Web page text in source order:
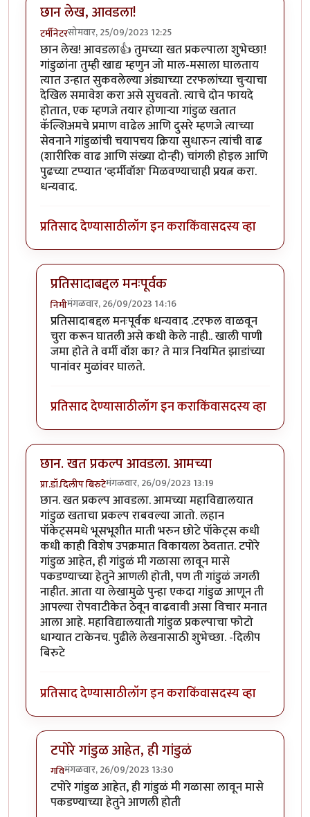
छान लेख, आवडला!
टर्मीनेटरसोमवार, 25/09/2023 12:25
छान लेख! आवडला👍 तुमच्या खत प्रकल्पाला शुभेच्छा!
गांडुळांना तुम्ही खाद्य म्हणुन जो माल-मसाला घालताय
त्यात उन्हात सुकवलेल्या अंड्याच्या टरफलांच्या चुऱ्याचा
देखिल समावेश करा असे सुचवतो. त्याचे दोन फायदे
होतात, एक म्हणजे तयार होणाऱ्या गांडुळ खतात
कॅल्शिअमचे प्रमाण वाढेल आणि दुसरे म्हणजे त्याच्या
सेवनाने गांडुळांची चयापचय क्रिया सुधारुन त्यांची वाढ
(शारीरिक वाढ आणि संख्या दोन्ही) चांगली होइल आणि
पुढच्या टप्प्यात 'व्हर्मीवॉश' मिळवण्याचाही प्रयत्न करा.
धन्यवाद.
प्रतिसाद देण्यासाठीलॉग इन कराकिंवासदस्य व्हा
प्रतिसादाबद्दल मनःपूर्वक
निमीमंगळवार, 26/09/2023 14:16
In reply toछान लेख, आवडला!byटर्मीनेटर
प्रतिसादाबद्दल मनःपूर्वक धन्यवाद .टरफल वाळवून
चुरा करून घातली असे कधी केले नाही.. खाली पाणी
जमा होते ते वर्मी वॉश का? ते मात्र नियमित झाडांच्या
पानांवर मुळांवर घालते.
प्रतिसाद देण्यासाठीलॉग इन कराकिंवासदस्य व्हा
छान. खत प्रकल्प आवडला. आमच्या
प्रा.डॉ.दिलीप बिरुटेमंगळवार, 26/09/2023 13:19
छान. खत प्रकल्प आवडला. आमच्या महाविद्यालयात
गांडुळ खताचा प्रकल्प राबवल्या जातो. लहान
पॉकेट्समधे भूसभूशीत माती भरुन छोटे पॉकेट्स कधी
कधी काही विशेष उपक्रमात विकायला ठेवतात. टपोरे
गांडुळ आहेत, ही गांडुळं मी गळासा लावून मासे
पकडण्याच्या हेतुने आणली होती, पण ती गांडुळं जगली
नाहीत. आता या लेखामुळे पुन्हा एकदा गांडुळ आणून ती
आपल्या रोपवाटीकेत ठेवून वाढवावी असा विचार मनात
आला आहे. महाविद्यालयाती गांडुळ प्रकल्पाचा फोटो
धाग्यात टाकेनच. पुढीले लेखनासाठी शुभेच्छा. -दिलीप
बिरुटे
प्रतिसाद देण्यासाठीलॉग इन कराकिंवासदस्य व्हा
टपोरे गांडुळ आहेत, ही गांडुळं
गविमंगळवार, 26/09/2023 13:30
In reply toछान. खत प्रकल्प आवडला. आमच्याby
टपोरे गांडुळ आहेत, ही गांडुळं मी गळासा लावून मासे
पकडण्याच्या हेतुने आणली होती